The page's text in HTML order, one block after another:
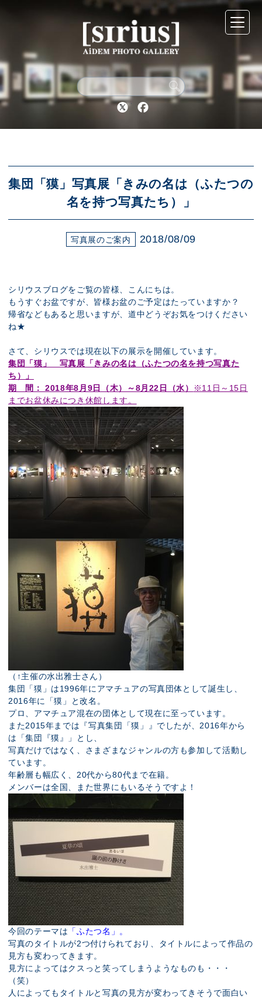
Twitter Facebook
集団「獏」写真展「きみの名は（ふたつの
名を持つ写真たち）」
写真展のご案内 2018/08/09
シリウスブログをご覧の皆様、こんにちは。
もうすぐお盆ですが、皆様お盆のご予定はたっていますか？
帰省などもあると思いますが、道中どうぞお気をつけください
ね★
さて、シリウスでは現在以下の展示を開催しています。
集団「獏」 写真展「きみの名は（ふたつの名を持つ写真た
ち）」
期 間： 2018年8月9日（木）～8月22日（水）
※11日～15日
までお盆休みにつき休館します。
（↑主催の水出雅士さん）
集団「獏」は1996年にアマチュアの写真団体として誕生し、
2016年に「獏」と改名。
プロ、アマチュア混在の団体として現在に至っています。
また2015年までは『写真集団「獏」』でしたが、2016年から
は「集団『獏』」とし、
写真だけではなく、さまざまなジャンルの方も参加して活動し
ています。
年齢層も幅広く、20代から80代まで在籍。
メンバーは全国、また世界にもいるそうですよ！
今回のテーマは 「ふたつ名」。
写真のタイトルが2つ付けられており、タイトルによって作品の
見方も変わってきます。
見方によってはクスっと笑ってしまうようなものも・・・
（笑）
人によってもタイトルと写真の見方が変わってきそうで面白い
シリウスについて
展示スケジュール
アクセス
ブログ